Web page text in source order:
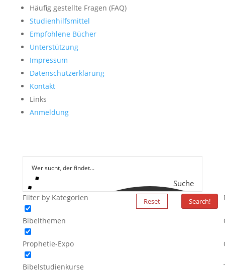
Häufig gestellte Fragen (FAQ)
Studienhilfsmittel
Empfohlene Bücher
Unterstützung
Impressum
Datenschutzerklärung
Kontakt
Links
Anmeldung
Suche
Filter by Kategorien
Bibelthemen
Prophetie-Expo
Bibelstudienkurse
Reset Search!